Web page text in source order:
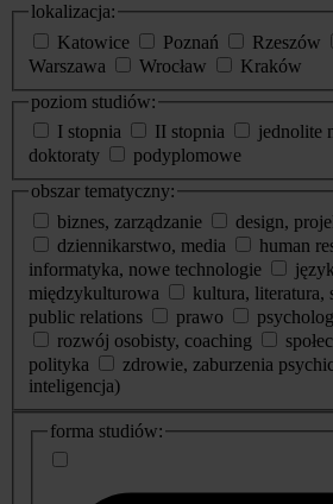
lokalizacja:
Katowice
Poznań Rzeszów
Warszawa
Wrocław
Kraków
poziom studiów:
I stopnia
II stopnia
jednolite
doktoraty
podyplomowe
obszar tematyczny:
biznes, zarządzanie
design,
dziennikarstwo, media
human
informatyka, nowe technologie
międzykulturowa
kultura, literatura,
public relations
prawo
rozwój osobisty, coaching
polityka
zdrowie, zaburzenia
inteligencja)
dodatkowe
informacje
forma studiów: